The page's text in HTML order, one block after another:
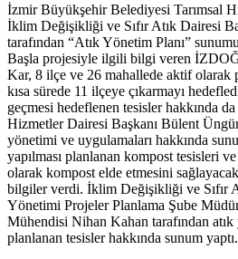
İzmir Büyükşehir Belediyesi Tarımsal
İklim Değişikliği ve Sıfır Atık Dairesi
tarafından “Atık Yönetim Planı”
Başla projesiyle ilgili bilgi veren
Kar, 8 ilçe ve 26 mahallede aktif olarak
kısa sürede 11 ilçeye çıkarmayı
geçmesi hedeflenen tesisler hakkında
Hizmetler Dairesi Başkanı Bülent
yönetimi ve uygulamaları hakkında
yapılması planlanan kompost tesisleri
olarak kompost elde etmesini
bilgiler verdi. İklim Değişikliği ve Sıfır
Yönetimi Projeler Planlama Şube
Mühendisi Nihan Kahan tarafından
planlanan tesisler hakkında sunum yaptı.